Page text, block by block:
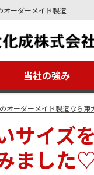
オーダーメイド製造
当社の強み
オーダーメイド製造なら東
サイズ
ました